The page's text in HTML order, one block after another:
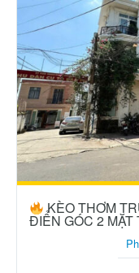
KÈO THƠM
ĐIỂN GÓC 2 MẶT